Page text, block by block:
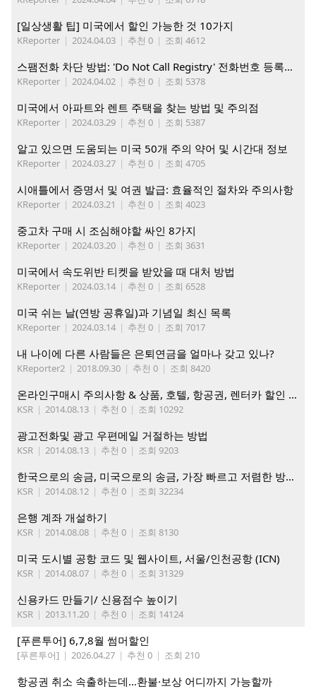
[일상생활 팁] 미국에서 할인 가능한 것 10가지
KReporter | 2024.04.03 | 추천 0 | 조회 4612
스팸전화 차단 방법: 'Do Not Call Registry' 전화번호 등록하기
KReporter | 2024.04.02 | 추천 0 | 조회 5378
미국에서 아파트와 렌트 주택을 찾는 방법 및 주의점
KReporter | 2024.03.29 | 추천 0 | 조회 5387
알고 있으면 도움되는 미국 50개 주의 약어 및 시간대 정보
KReporter | 2024.03.27 | 추천 0 | 조회 4705
시애틀에서 증명서 및 여권 발급: 효율적인 절차와 주의사항
KReporter | 2024.03.21 | 추천 0 | 조회 4023
중고차 구매 시 조심해야할 싸인 8가지
KReporter | 2024.03.20 | 추천 0 | 조회 3631
미국에서 속도위반 티켓을 받았을 때 대처 방법
KReporter | 2024.03.14 | 추천 0 | 조회 6528
미국 쉬는 날(연방 공휴일)과 기념일 최신 목록
KReporter | 2024.03.14 | 추천 0 | 조회 7017
내 나이에 다른 사람들은 은퇴연금을 얼마나 갖고 있나?
KReporter2 | 2018.09.30 | 추천 0 | 조회 8420
온라인구매시 주의사항 & 상품, 호텔, 항공권, 렌터카 할인 및 쿠폰 정보
KSR | 2014.08.13 | 추천 0 | 조회 10292
광고전화및 광고 우편메일 거절하는 방법
KSR | 2014.08.13 | 추천 0 | 조회 9203
한국으로의 송금, 미국으로의 송금, 가장 빠르고 저렴한 방법은?
KSR | 2014.08.12 | 추천 0 | 조회 32234
은행 계좌 개설하기
KSR | 2014.08.08 | 추천 0 | 조회 8130
미국 도시별 공항 코드 및 웹사이트, 서울/인천공항 (ICN)
KSR | 2014.08.07 | 추천 0 | 조회 31329
신용카드 만들기/ 신용점수 높이기
KSR | 2013.11.20 | 추천 0 | 조회 14124
[푸른투어] 6,7,8월 썸머할인
[푸른투어] | 2026.04.27 | 추천 0 | 조회 210
항공권 취소 속출하는데…환불·보상 어디까지 가능할까